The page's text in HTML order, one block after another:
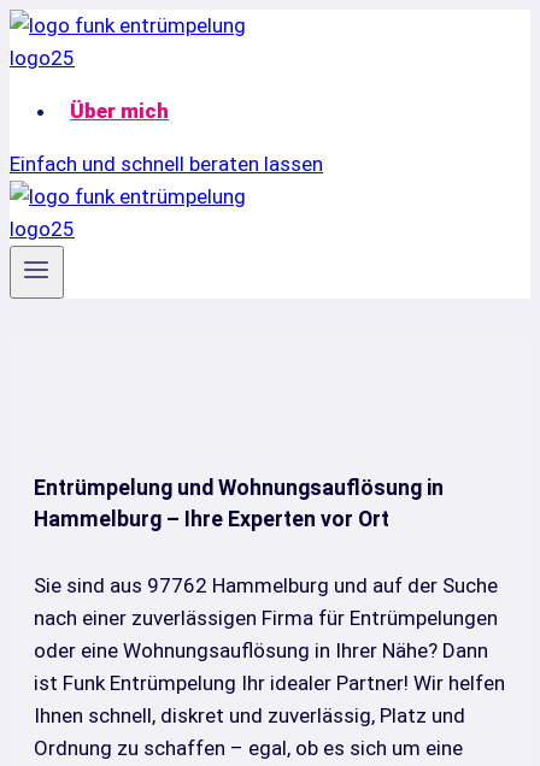
Zum
Inhalt
Über mich
Einfach und schnell beraten lassen
Entrümpelung und Wohnungsauflösung in
Hammelburg – Ihre Experten vor Ort
Sie sind aus 97762 Hammelburg und auf der Suche
nach einer zuverlässigen Firma für Entrümpelungen
oder eine Wohnungsauflösung in Ihrer Nähe? Dann
ist Funk Entrümpelung Ihr idealer Partner! Wir helfen
Ihnen schnell, diskret und zuverlässig, Platz und
Ordnung zu schaffen – egal, ob es sich um eine